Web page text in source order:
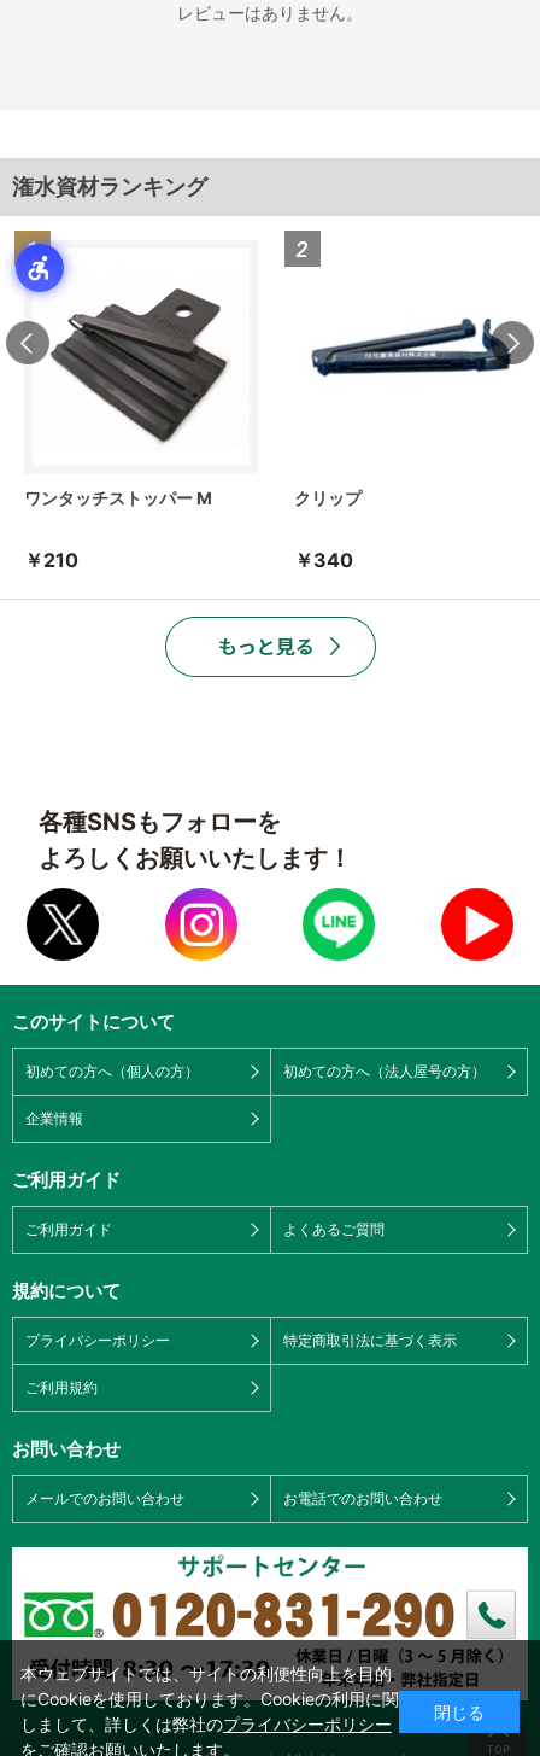
レビューはありません。
潅水資材ランキング
ワンタッチストッパー M
￥210
クリップ
￥340
各種SNSもフォローを
よろしくお願いいたします！
このサイトについて
初めての方へ（個人の方） 初めての方へ（法人屋号の方）
企業情報
ご利用ガイド
ご利用ガイド よくあるご質問
規約について
プライバシーポリシー 特定商取引法に基づく表示
ご利用規約
お問い合わせ
メールでのお問い合わせ お電話でのお問い合わせ
本ウェブサイトでは、サイトの利便性向上を目的
にCookieを使用しております。Cookieの利用に関
しまして、詳しくは弊社のプライバシーポリシー
をご確認お願いいたします。
閉じる